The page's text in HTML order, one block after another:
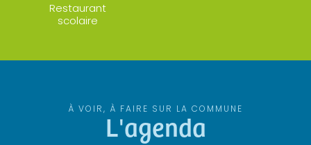
Restaurant
scolaire
À VOIR, À FAIRE SUR LA COMMUNE
L'agenda